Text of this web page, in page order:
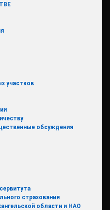
участков
обсуждения
страхования
области и НАО